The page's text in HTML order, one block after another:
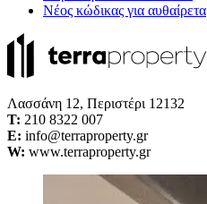
Νέος κώδικας για αυθαίρετα
Λασσάνη 12, Περιστέρι 12132
Τ: 210 8322 007
E: info@terraproperty.gr
W: www.terraproperty.gr